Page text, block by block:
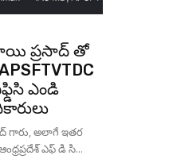
సాయి ప్రసాద్ తో
ఎండి
గారు, అలాగే ఇతర
ఎఫ్ డి సి...